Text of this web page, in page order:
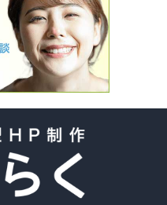
現在できない。「嫌いだ
からブロックした」と言
で、病院に行ってはい
れやすいそうだ。私はま
たい。どうしたら良いで